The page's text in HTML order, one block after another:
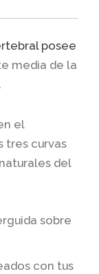
posee
media de la
el
tres curvas
del
sobre
con tus